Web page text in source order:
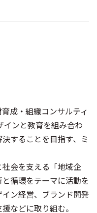
成・組織コンサルティ
インと教育を組み合わ
することを目指す、ミ
会を支える「地域企
循環をテーマに活動を
ン経営、ブランド開発
などに取り組む。